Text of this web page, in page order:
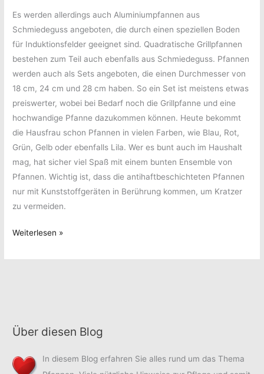
Es werden allerdings auch Aluminiumpfannen aus
Schmiedeguss angeboten, die durch einen speziellen Boden
für Induktionsfelder geeignet sind. Quadratische Grillpfannen
bestehen zum Teil auch ebenfalls aus Schmiedeguss. Pfannen
werden auch als Sets angeboten, die einen Durchmesser von
18 cm, 24 cm und 28 cm haben. So ein Set ist meistens etwas
preiswerter, wobei bei Bedarf noch die Grillpfanne und eine
hochwandige Pfanne dazukommen können. Heute bekommt
die Hausfrau schon Pfannen in vielen Farben, wie Blau, Rot,
Grün, Gelb oder ebenfalls Lila. Wer es bunt auch im Haushalt
mag, hat sicher viel Spaß mit einem bunten Ensemble von
Pfannen. Wichtig ist, dass die antihaftbeschichteten Pfannen
nur mit Kunststoffgeräten in Berührung kommen, um Kratzer
zu vermeiden.
Augen
Weiterlesen »
Über diesen Blog
In diesem Blog erfahren Sie alles rund um das Thema